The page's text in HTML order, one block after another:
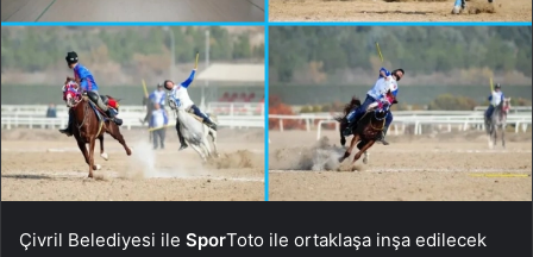
Çivril Belediyesi ile SporToto ile ortaklaşa inşa edilecek